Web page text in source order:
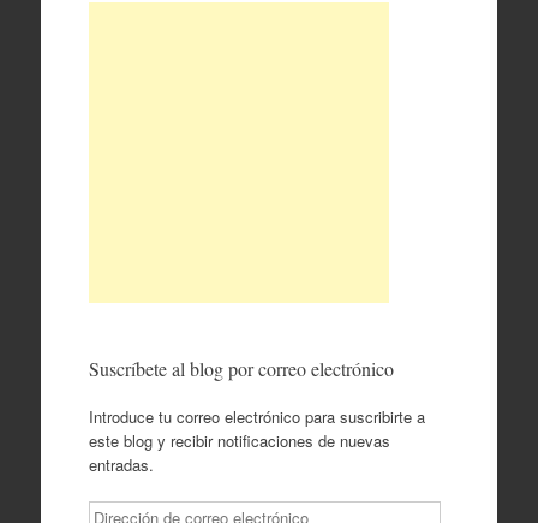
Suscríbete al blog por correo electrónico
Introduce tu correo electrónico para suscribirte a
este blog y recibir notificaciones de nuevas
entradas.
Dirección